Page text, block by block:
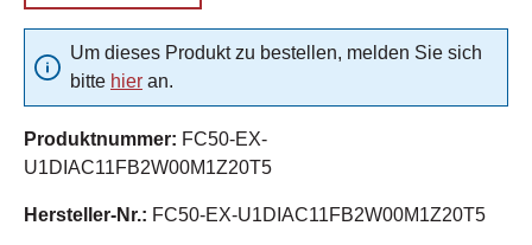
Um dieses Produkt zu bestellen, melden Sie sich
bitte hier an.
Produktnummer: FC50-EX-
U1DIAC11FB2W00M1Z20T5
Hersteller-Nr.: FC50-EX-U1DIAC11FB2W00M1Z20T5